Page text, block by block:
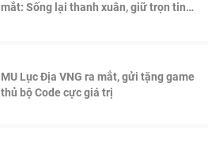
mắt: Sống lại thanh xuân, giữ trọn tinh
MU Lục Địa VNG ra mắt, gửi tặng game
thủ bộ Code cực giá trị